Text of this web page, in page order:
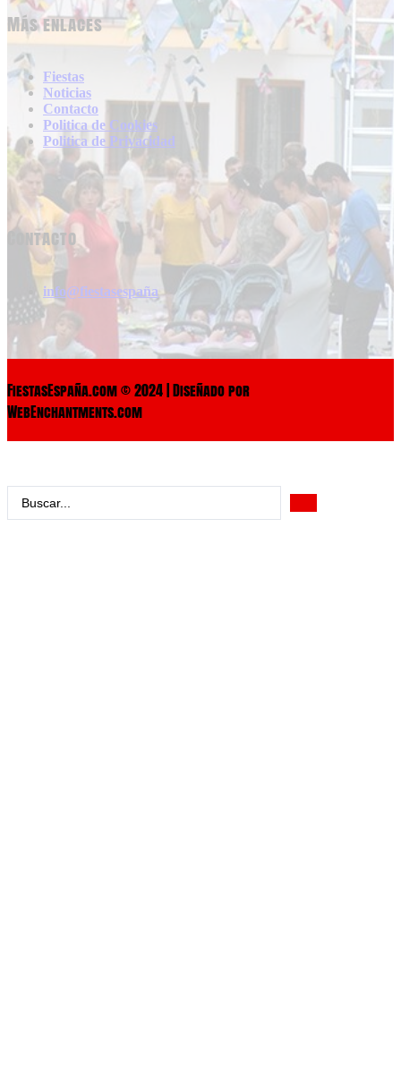
Más enlaces
Fiestas
Noticias
Contacto
Politica de Cookies
Politica de Privacidad
Contacto
info@fiestasespaña
FiestasEspaña.com © 2024 | Diseñado por
WebEnchantments.com